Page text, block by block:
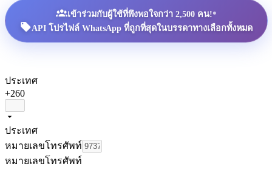
เข้าร่วมกับผู้ใช้ที่พึงพอใจกว่า 2,500 คน!•
API โปรไฟล์ WhatsApp ที่ถูกที่สุดในบรรดาทางเลือกทั้งหมด
ประเทศ
+260
ประเทศ
หมายเลขโทรศัพท์
หมายเลขโทรศัพท์